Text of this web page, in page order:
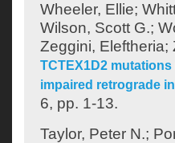
Wheeler, Ellie;
Wilson, Scott G.;
Zeggini, Eleftheria;
TCTEX1D2
impaired retrograde
6, pp. 1-13.
Taylor, Peter N.;